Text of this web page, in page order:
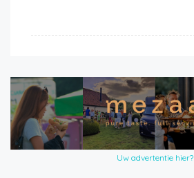
Uw advertentie hier?